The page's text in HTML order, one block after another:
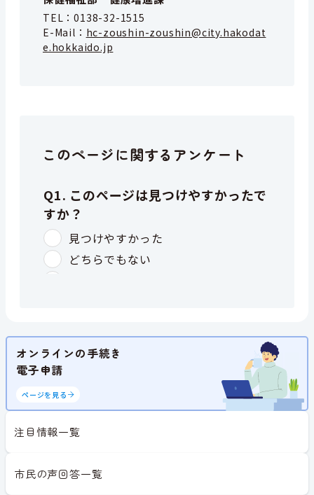
TEL：0138-32-1515
E-Mail： hc-zoushin-zoushin@city.hakodat
e.hokkaido.jp
このページに関するアンケート
オンラインの手続き
電子申請
ページを見る
注目情報一覧
市民の声回答一覧